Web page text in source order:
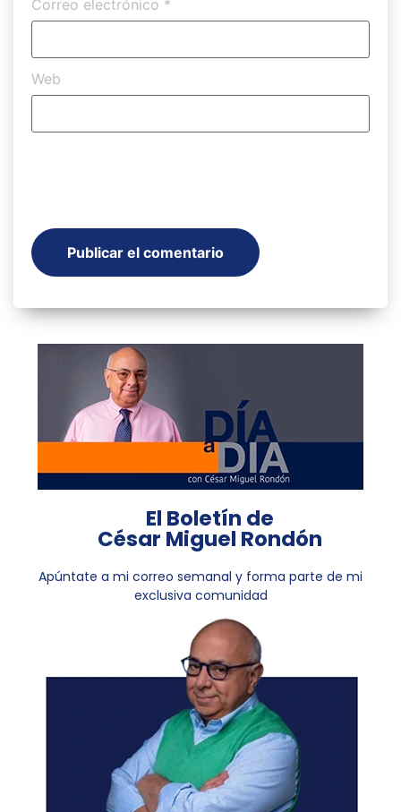
Correo electrónico *
Web
El Boletín de
César Miguel Rondón
Apúntate a mi correo semanal y forma parte de mi
exclusiva comunidad